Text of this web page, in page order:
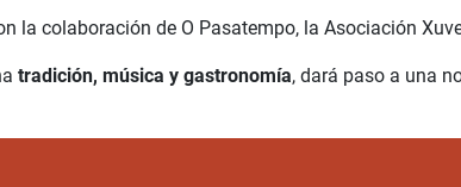
la colaboración de O Pasatempo, la Asociación
tradición, música y gastronomía, dará paso a una